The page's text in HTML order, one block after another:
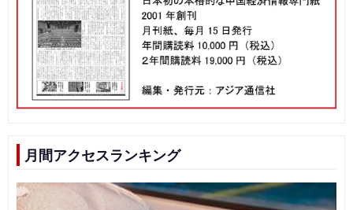
月間アクセスランキング